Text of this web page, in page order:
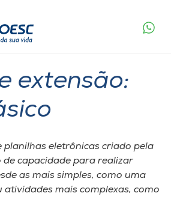
extensão:
planilhas eletrônicas criado pela
capacidade para realizar
as mais simples, como uma
atividades mais complexas, como